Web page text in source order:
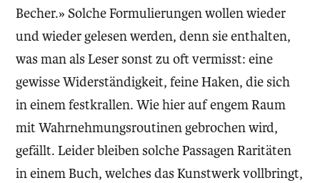
Becher.» Solche Formulierungen wollen wieder
und wieder gelesen werden, denn sie enthalten,
was man als Leser sonst zu oft vermisst: eine
gewisse Widerständigkeit, feine Haken, die sich
in einem festkrallen. Wie hier auf engem Raum
mit Wahrnehmungsroutinen gebrochen wird,
gefällt. Leider bleiben solche Passagen Raritäten
in einem Buch, welches das Kunstwerk vollbringt,